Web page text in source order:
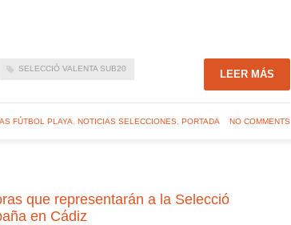
SELECCIÓ VALENTA SUB20 LEER MÁS
FÚTBOL PLAYA, NOTICIAS SELECCIONES, PORTADA NO COMMENTS
que representarán a la Selecció
en Cádiz